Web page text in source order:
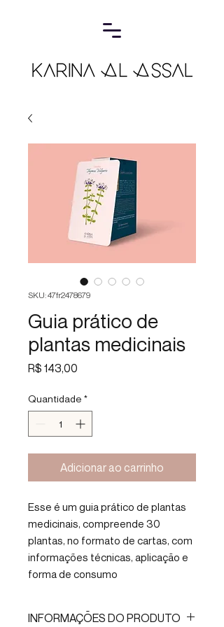
SKU: 47fr2478679
Guia prático de
plantas medicinais
R$ 143,00
Quantidade *
Adicionar ao carrinho
Esse é um guia prático de plantas
medicinais, compreende 30
plantas, no formato de cartas, com
informações técnicas, aplicação e
forma de consumo
INFORMAÇÕES DO PRODUTO